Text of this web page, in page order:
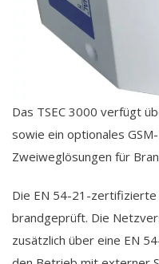
Das TSEC 3000 verfügt
sowie ein optionales
Zweiweglösungen für
Die EN 54-21-
brandgeprüft. Die
zusätzlich über eine EN